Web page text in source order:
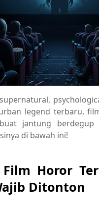
legend terbaru,
jantung berdegup
di bawah ini!
Horor
Ditonton